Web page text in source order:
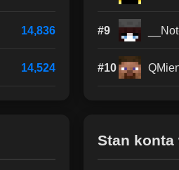
14,836
14,524
#9
#10
Stan konta